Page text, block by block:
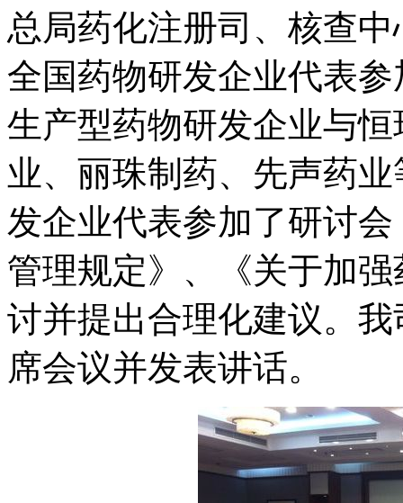
总局药化注册司、核查
全国药物研发企业代表
生产型药物研发企业与
业、丽珠制药、先声药
发企业代表参加了研讨
管理规定》、《关于加
讨并提出合理化建议。
席会议并发表讲话。